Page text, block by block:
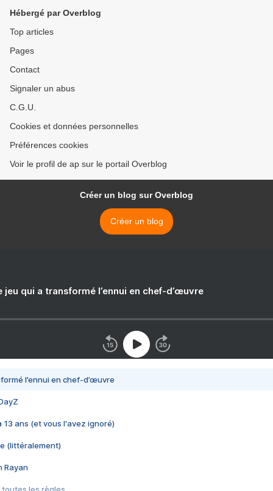
Hébergé par Overblog
Top articles
Pages
Contact
Signaler un abus
C.G.U.
Cookies et données personnelles
Préférences cookies
Voir le profil de ap sur le portail Overblog
Créer un blog sur Overblog
Créer un blog
jeu qui a transformé l’ennui en chef-d’œuvre
l’ennui en chef-d’œuvre
13 ans (et vous l'avez ignoré)
(littéralement)
Rayan